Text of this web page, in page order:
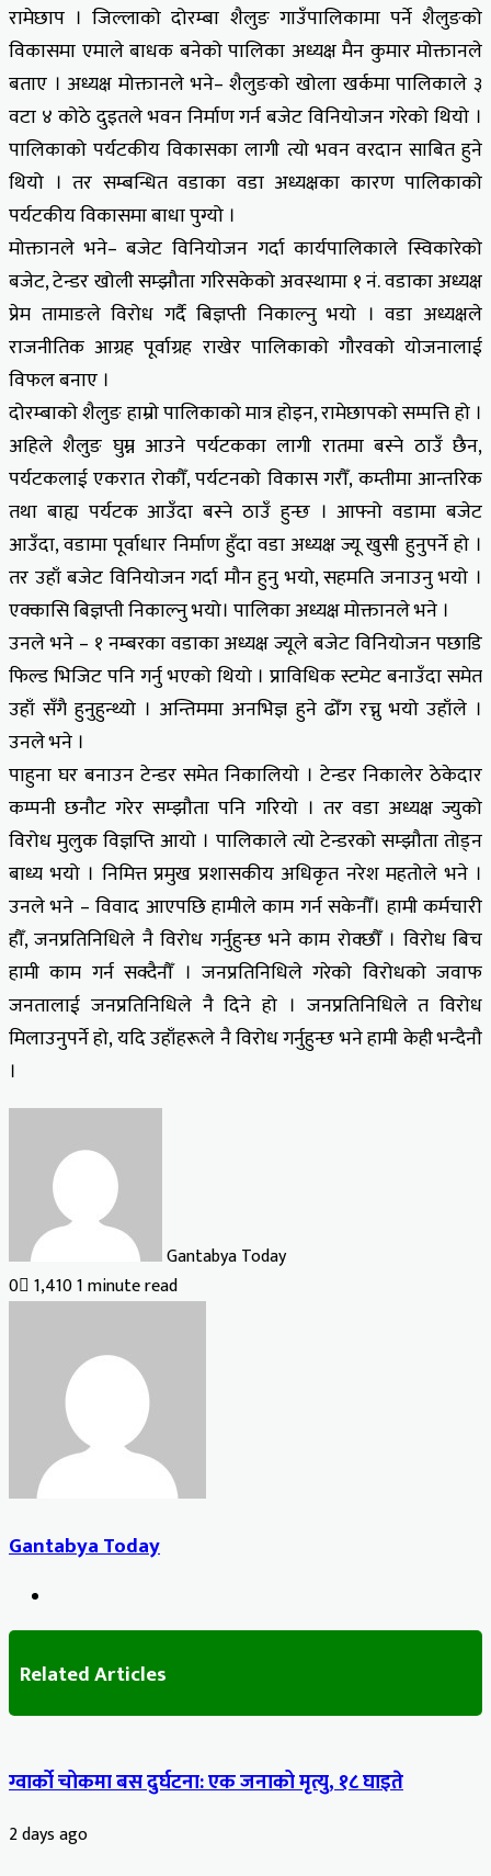
रामेछाप । जिल्लाको दोरम्बा शैलुङ गाउँपालिकामा पर्ने शैलुङको
विकासमा एमाले बाधक बनेको पालिका अध्यक्ष मैन कुमार मोक्तानले
बताए । अध्यक्ष मोक्तानले भने– शैलुङको खोला खर्कमा पालिकाले ३
वटा ४ कोठे दुइतले भवन निर्माण गर्न बजेट विनियोजन गरेको थियो ।
पालिकाको पर्यटकीय विकासका लागी त्यो भवन वरदान साबित हुने
थियो । तर सम्बन्धित वडाका वडा अध्यक्षका कारण पालिकाको
पर्यटकीय विकासमा बाधा पुग्यो ।
मोक्तानले भने– बजेट विनियोजन गर्दा कार्यपालिकाले स्विकारेको
बजेट, टेन्डर खोली सम्झौता गरिसकेको अवस्थामा १ नं. वडाका अध्यक्ष
प्रेम तामाङले विरोध गर्दै बिज्ञप्ती निकाल्नु भयो । वडा अध्यक्षले
राजनीतिक आग्रह पूर्वाग्रह राखेर पालिकाको गौरवको योजनालाई
विफल बनाए ।
दोरम्बाको शैलुङ हाम्रो पालिकाको मात्र होइन, रामेछापको सम्पत्ति हो ।
अहिले शैलुङ घुम्न आउने पर्यटकका लागी रातमा बस्ने ठाउँ छैन,
पर्यटकलाई एकरात रोकौँ, पर्यटनको विकास गरौँ, कम्तीमा आन्तरिक
तथा बाह्य पर्यटक आउँदा बस्ने ठाउँ हुन्छ । आफ्नो वडामा बजेट
आउँदा, वडामा पूर्वाधार निर्माण हुँदा वडा अध्यक्ष ज्यू खुसी हुनुपर्ने हो ।
तर उहाँ बजेट विनियोजन गर्दा मौन हुनु भयो, सहमति जनाउनु भयो ।
एक्कासि बिज्ञप्ती निकाल्नु भयो। पालिका अध्यक्ष मोक्तानले भने ।
उनले भने – १ नम्बरका वडाका अध्यक्ष ज्यूले बजेट विनियोजन पछाडि
फिल्ड भिजिट पनि गर्नु भएको थियो । प्राविधिक स्टमेट बनाउँदा समेत
उहाँ सँगै हुनुहुन्थ्यो । अन्तिममा अनभिज्ञ हुने ढोँग रच्नु भयो उहाँले ।
उनले भने ।
पाहुना घर बनाउन टेन्डर समेत निकालियो । टेन्डर निकालेर ठेकेदार
कम्पनी छनौट गरेर सम्झौता पनि गरियो । तर वडा अध्यक्ष ज्युको
विरोध मुलुक विज्ञप्ति आयो । पालिकाले त्यो टेन्डरको सम्झौता तोड्न
बाध्य भयो । निमित्त प्रमुख प्रशासकीय अधिकृत नरेश महतोले भने ।
उनले भने – विवाद आएपछि हामीले काम गर्न सकेनौँ। हामी कर्मचारी
हौँ, जनप्रतिनिधिले नै विरोध गर्नुहुन्छ भने काम रोक्छौँ । विरोध बिच
हामी काम गर्न सक्दैनौँ । जनप्रतिनिधिले गरेको विरोधको जवाफ
जनतालाई जनप्रतिनिधिले नै दिने हो । जनप्रतिनिधिले त विरोध
मिलाउनुपर्ने हो, यदि उहाँहरूले नै विरोध गर्नुहुन्छ भने हामी केही भन्दैनौ
।
Gantabya Today
0 1,4101 minute read
Gantabya Today
Related Articles
ग्वार्को चोकमा बस दुर्घटना: एक जनाको मृत्यु, १८ घाइते
2 days ago